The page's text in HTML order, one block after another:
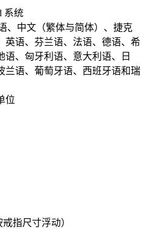
系统
、中文（繁体与简体）、捷克
英语、芬兰语、法语、德语、希
语、匈牙利语、意大利语、日
兰语、葡萄牙语、西班牙语和瑞
位
指尺寸浮动）